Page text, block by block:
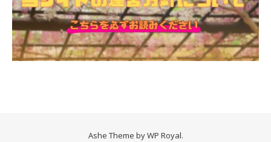
Ashe Theme byWP Royal.